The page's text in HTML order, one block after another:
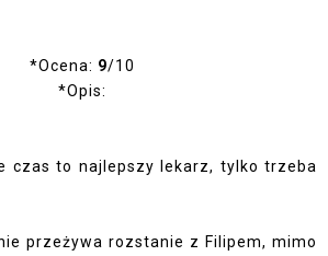
*Ocena: 9/10
*Opis:
czas to najlepszy lekarz, tylko trzeba
przeżywa rozstanie z Filipem, mimo